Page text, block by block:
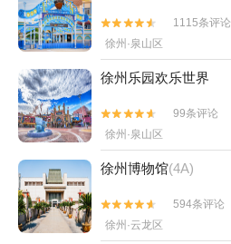


1115条评论
徐州·泉山区
徐州乐园欢乐世界


99条评论
徐州·泉山区
徐州博物馆(4A)


594条评论
徐州·云龙区